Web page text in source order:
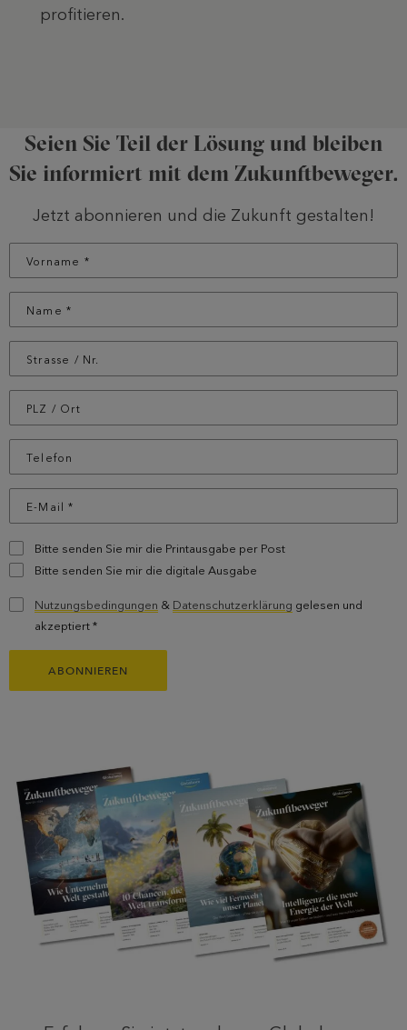
profitieren.
Seien Sie Teil der Lösung und bleiben
Sie informiert mit dem Zukunftbeweger.
Jetzt abonnieren und die Zukunft gestalten!
Bitte senden Sie mir die Printausgabe per Post
Bitte senden Sie mir die digitale Ausgabe
Nutzungsbedingungen & Datenschutzerklärung gelesen und
akzeptiert *